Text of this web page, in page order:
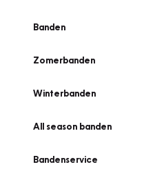
Banden
Zomerbanden
Winterbanden
All season banden
Bandenservice